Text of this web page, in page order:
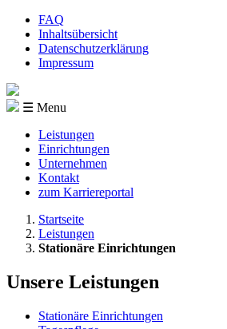
FAQ
Inhaltsübersicht
Datenschutzerklärung
Impressum
☰ Menu
Leistungen
Einrichtungen
Unternehmen
Kontakt
zum Karriereportal
Startseite
Leistungen
Stationäre Einrichtungen
Unsere Leistungen
Stationäre Einrichtungen